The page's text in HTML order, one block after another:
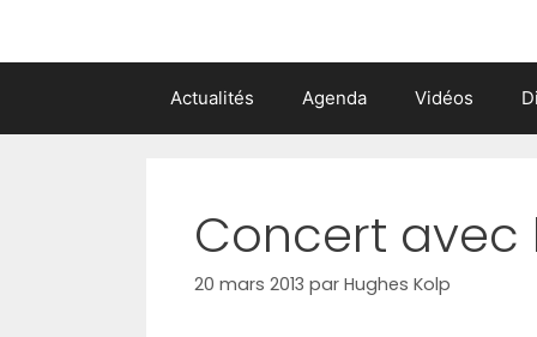
Actualités Agenda Vidéos
Concert avec
20 mars 2013 par Hughes Kolp